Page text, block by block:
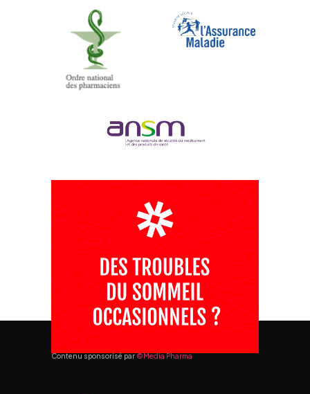
Contenu sponsorisé par ©Media Pharma